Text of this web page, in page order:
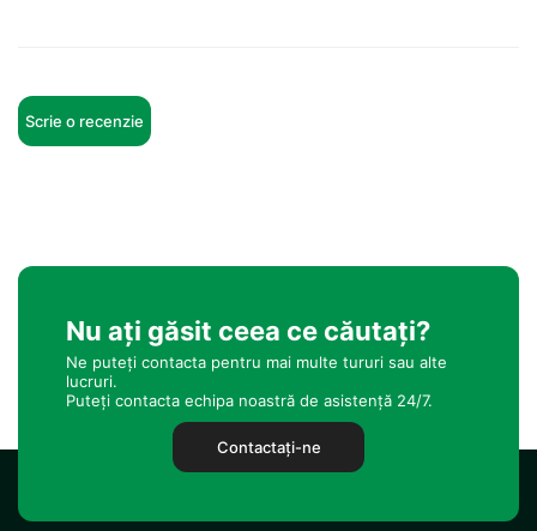
Scrie o recenzie
Nu ați găsit ceea ce căutați?
Ne puteți contacta pentru mai multe tururi sau alte
lucruri.
Puteți contacta echipa noastră de asistență 24/7.
Contactaţi-ne